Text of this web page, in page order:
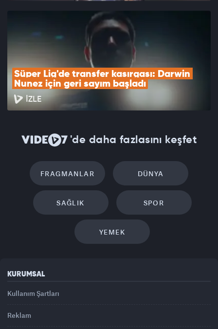
Süper Lig'de transfer kasırgası: Darwin
Nunez için geri sayım başladı
İZLE
'de daha fazlasını keşfet
FRAGMANLAR DÜNYA
SAĞLIK SPOR
YEMEK
KURUMSAL
Kullanım Şartları
Reklam